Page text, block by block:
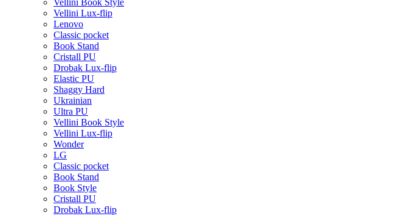
Vellini Book Style
Vellini Lux-flip
Lenovo
Classic pocket
Book Stand
Cristall PU
Drobak Lux-flip
Elastic PU
Shaggy Hard
Ukrainian
Ultra PU
Vellini Book Style
Vellini Lux-flip
Wonder
LG
Classic pocket
Book Stand
Book Style
Cristall PU
Drobak Lux-flip